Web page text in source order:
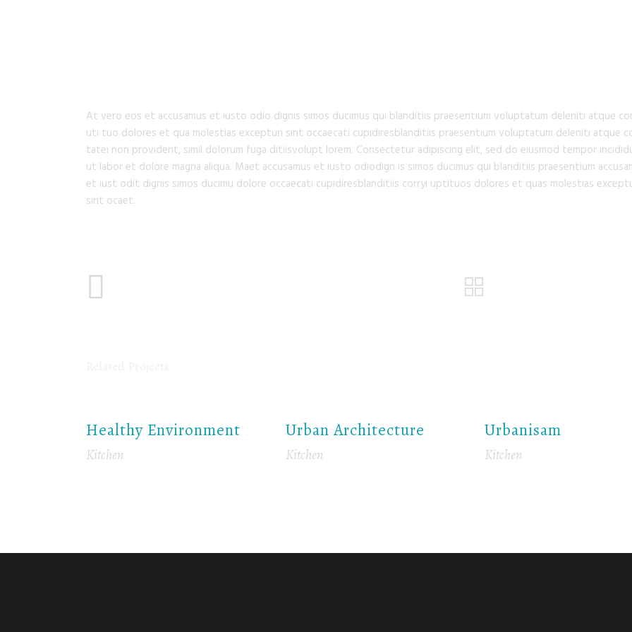
At vero eos et accusamus et iusto odio dignis simos ducimus qui blanditiis praesentium voluptatum deleniti atque
uti tuo dolores et qua molestias excepturi sint occaecati cupidiresblanditiis praesentium voluptatum deleniti atque
tatei non provident, simil dolorum fuga ditiisvolupt lorem. Consectetur adipiscing elit, sed do eiusmod tempor
ut labor et dolore magna aliqua. Maet accusamus et iusto odiodign is simos ducimus qui blanditiis praesentium
et iust odit dignis simos ducimu dolore occaecati cupidiresblanditiis corryi uptituos dolores et quas molestias
sint ocaet.
Healthy Environment
Kitchen
Urban Architecture
Kitchen
Urbanisam
Kitchen